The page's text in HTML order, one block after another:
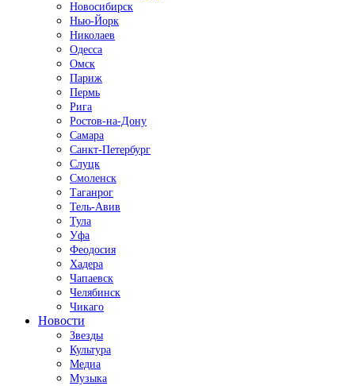
Новосибирск
Нью-Йорк
Николаев
Одесса
Омск
Париж
Пермь
Рига
Ростов-на-Дону
Самара
Санкт-Петербург
Слуцк
Смоленск
Таганрог
Тель-Авив
Тула
Уфа
Феодосия
Хадера
Чапаевск
Челябинск
Чикаго
Новости
Звезды
Культура
Медиа
Музыка